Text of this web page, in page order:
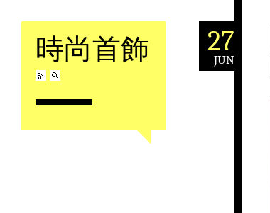
時尚首飾
Skip to content
27
JUN